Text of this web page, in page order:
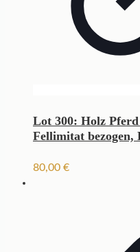
Lot 300: Holz
Fellimitat bezogen,
80,00 €